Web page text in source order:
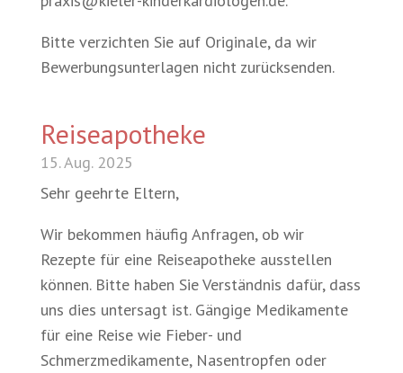
Bitte verzichten Sie auf Originale, da wir
Bewerbungsunterlagen nicht zurücksenden.
Reiseapotheke
15. Aug. 2025
Sehr geehrte Eltern,
Wir bekommen häufig Anfragen, ob wir
Rezepte für eine Reiseapotheke ausstellen
können. Bitte haben Sie Verständnis dafür, dass
uns dies untersagt ist. Gängige Medikamente
für eine Reise wie Fieber- und
Schmerzmedikamente, Nasentropfen oder